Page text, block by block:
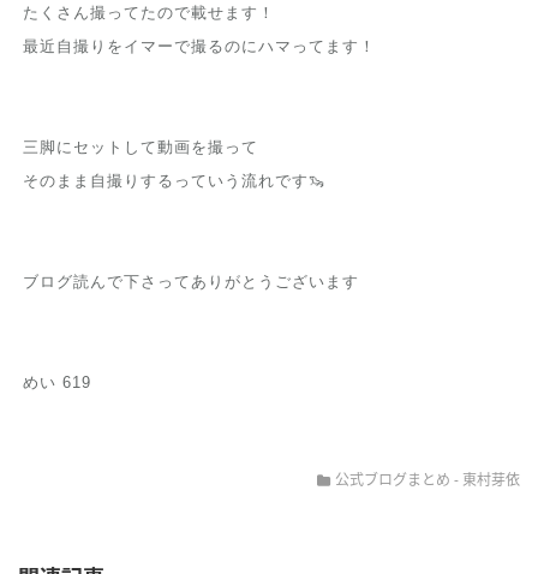
たくさん撮ってたので載せます！
最近自撮りをイマーで撮るのにハマってます！
三脚にセットして動画を撮って
そのまま自撮りするっていう流れです🦦
ブログ読んで下さってありがとうございます
めい 619
公式ブログまとめ - 東村芽依